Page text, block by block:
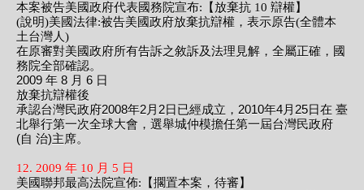
本案被告美國政府代表國務院宣布:【放棄抗 10 辯權】
(說明)美國法律:被告美國政府放棄抗辯權，表示原告(全體本
土台灣人)
在原審對美國政府所有告訴之敘訴及法理見解，全屬正確，國
務院全部確認。
2009 年 8 月 6 日
放棄抗辯權後
承認台灣民政府2008年2月2日已經成立，2010年4月25日在 臺
北舉行第一次全球大會，選舉城仲模擔任第一屆台灣民政府
(自 治)主席。
12. 2009 年 10 月 5 日
美國聯邦最高法院宣佈:【擱置本案，待審】